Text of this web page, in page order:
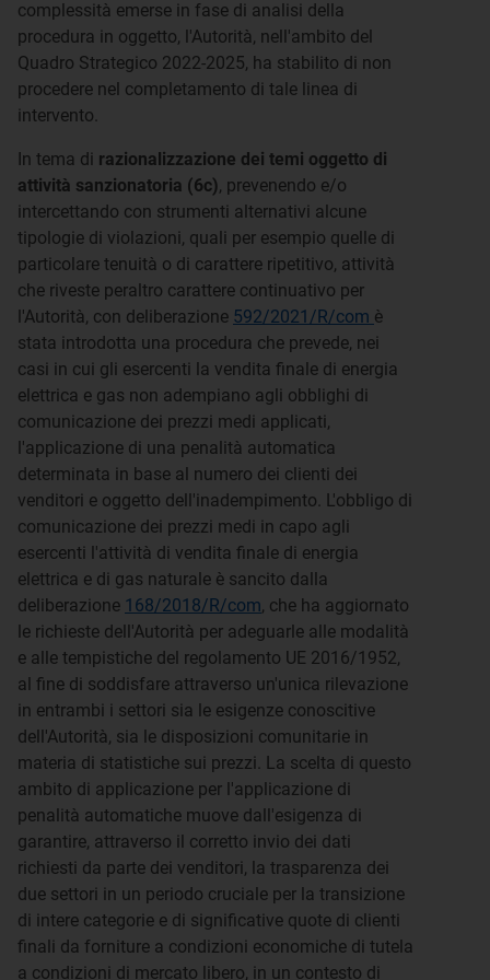
complessità emerse in fase di analisi della
procedura in oggetto, l'Autorità, nell'ambito del
Quadro Strategico 2022-2025, ha stabilito di non
procedere nel completamento di tale linea di
intervento.
In tema di razionalizzazione dei temi oggetto di
attività sanzionatoria (6c), prevenendo e/o
intercettando con strumenti alternativi alcune
tipologie di violazioni, quali per esempio quelle di
particolare tenuità o di carattere ripetitivo, attività
che riveste peraltro carattere continuativo per
l'Autorità, con deliberazione 592/2021/R/com è
stata introdotta una procedura che prevede, nei
casi in cui gli esercenti la vendita finale di energia
elettrica e gas non adempiano agli obblighi di
comunicazione dei prezzi medi applicati,
l'applicazione di una penalità automatica
determinata in base al numero dei clienti dei
venditori e oggetto dell'inadempimento. L'obbligo di
comunicazione dei prezzi medi in capo agli
esercenti l'attività di vendita finale di energia
elettrica e di gas naturale è sancito dalla
deliberazione 168/2018/R/com, che ha aggiornato
le richieste dell'Autorità per adeguarle alle modalità
e alle tempistiche del regolamento UE 2016/1952,
al fine di soddisfare attraverso un'unica rilevazione
in entrambi i settori sia le esigenze conoscitive
dell'Autorità, sia le disposizioni comunitarie in
materia di statistiche sui prezzi. La scelta di questo
ambito di applicazione per l'applicazione di
penalità automatiche muove dall'esigenza di
garantire, attraverso il corretto invio dei dati
richiesti da parte dei venditori, la trasparenza dei
due settori in un periodo cruciale per la transizione
di intere categorie e di significative quote di clienti
finali da forniture a condizioni economiche di tutela
a condizioni di mercato libero, in un contesto di